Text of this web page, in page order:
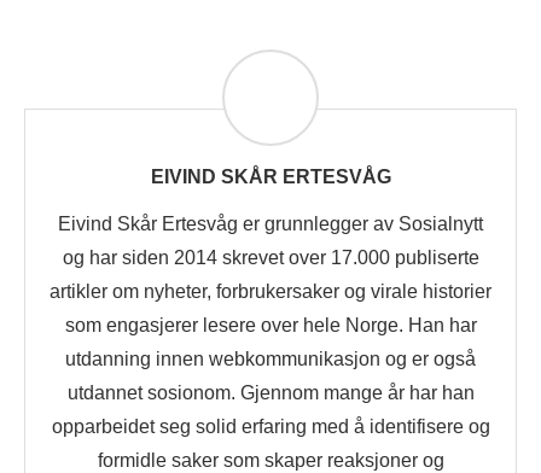
EIVIND SKÅR ERTESVÅG
Eivind Skår Ertesvåg er grunnlegger av Sosialnytt
og har siden 2014 skrevet over 17.000 publiserte
artikler om nyheter, forbrukersaker og virale historier
som engasjerer lesere over hele Norge. Han har
utdanning innen webkommunikasjon og er også
utdannet sosionom. Gjennom mange år har han
opparbeidet seg solid erfaring med å identifisere og
formidle saker som skaper reaksjoner og